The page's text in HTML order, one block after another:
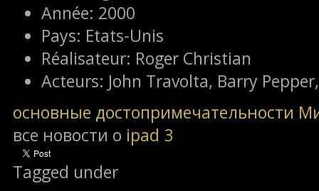
Année: 2000
Pays: Etats-Unis
Réalisateur: Roger Christian
Acteurs: John Travolta, Barry
основные достопримечательности
все новости о ipad 3
Tagged under